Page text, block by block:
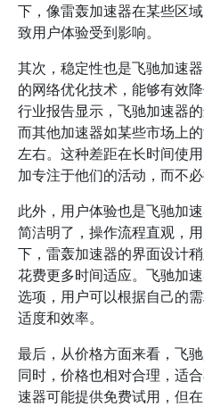
下，像雷轰加速器在某些区
致用户体验受到影响。
其次，稳定性也是飞驰加速
的网络优化技术，能够有效
行业报告显示，飞驰加速器
而其他加速器如某些市场上
左右。这种差距在长时间使
加专注于他们的活动，而不必
此外，用户体验也是飞驰加
简洁明了，操作流程直观，
下，雷轰加速器的界面设计
花费更多时间适应。飞驰加
选项，用户可以根据自己的
适度和效率。
最后，从价格方面来看，飞
同时，价格也相对合理，适
速器可能提供免费试用，但